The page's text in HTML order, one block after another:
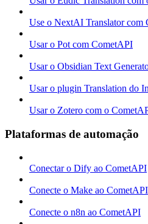
Use o NextAI Translator com
Usar o Pot com CometAPI
Usar o Obsidian Text
Usar o plugin Translation do
Usar o Zotero com o
Plataformas de automação
Conectar o Dify ao CometAPI
Conecte o Make ao CometAPI
Conecte o n8n ao CometAPI